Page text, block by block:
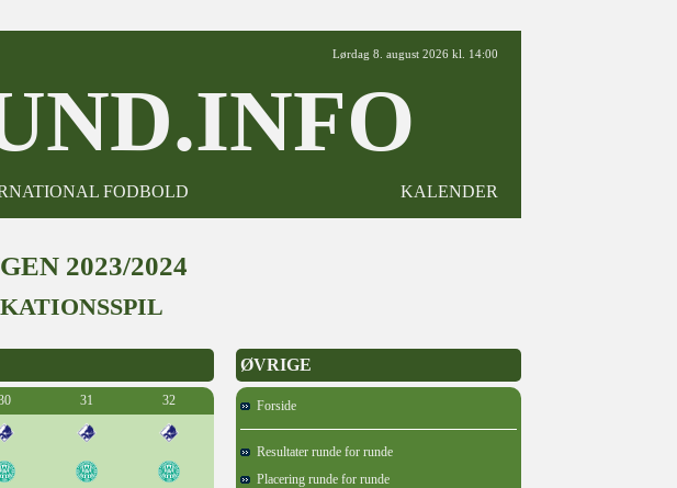
Lørdag 8. august 2026 kl. 14:00
FODBOLD KALENDER
2023/2024
31 32
ØVRIGE
Forside
Resultater runde for runde
Placering runde for runde